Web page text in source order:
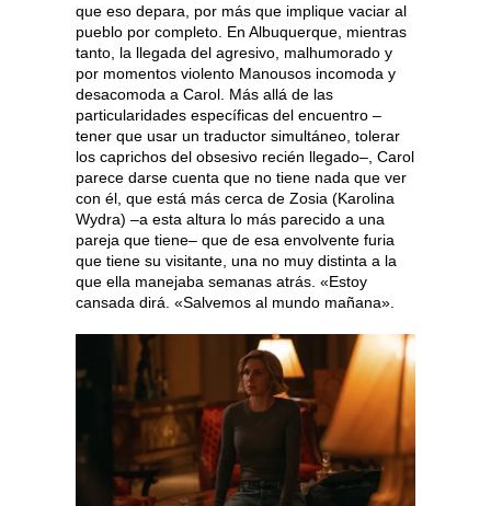
que eso depara, por más que implique vaciar al
pueblo por completo. En Albuquerque, mientras
tanto, la llegada del agresivo, malhumorado y
por momentos violento Manousos incomoda y
desacomoda a Carol. Más allá de las
particularidades específicas del encuentro –
tener que usar un traductor simultáneo, tolerar
los caprichos del obsesivo recién llegado–, Carol
parece darse cuenta que no tiene nada que ver
con él, que está más cerca de Zosia (Karolina
Wydra) –a esta altura lo más parecido a una
pareja que tiene– que de esa envolvente furia
que tiene su visitante, una no muy distinta a la
que ella manejaba semanas atrás. «Estoy
cansada dirá. «Salvemos al mundo mañana».